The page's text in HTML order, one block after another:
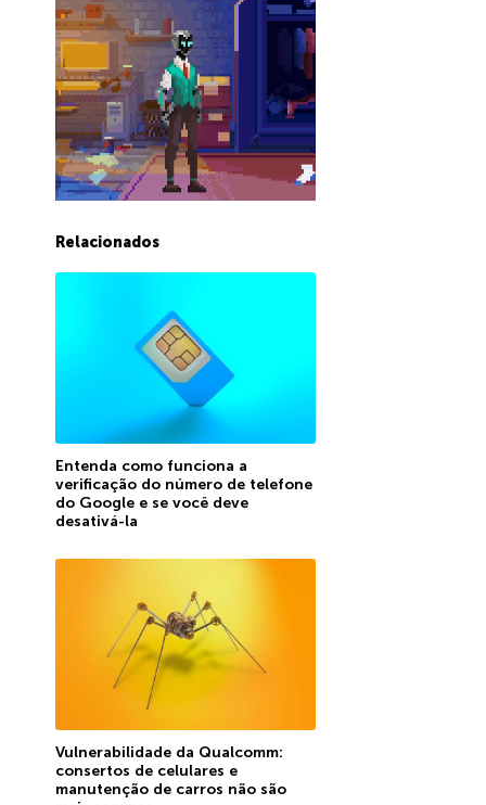
Relacionados
Entenda como funciona a
verificação do número de telefone
do Google e se você deve
desativá-la
Vulnerabilidade da Qualcomm:
consertos de celulares e
manutenção de carros não são